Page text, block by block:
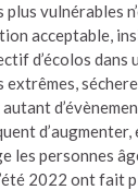
vulnérables
acceptable,
d’écolos dans
extrêmes,
d’augmenter,
les personnes
2022 ont fait